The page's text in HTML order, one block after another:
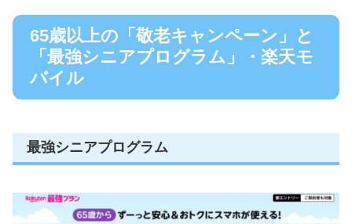
65歳以上の「敬老キャンペーン」と
「最強シニアプログラム」・楽天モ
バイル
最強シニアプログラム